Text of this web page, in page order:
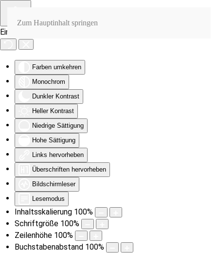
Eingabehilfen öffnen
Farben umkehren
Monochrom
Dunkler Kontrast
Heller Kontrast
Niedrige Sättigung
Hohe Sättigung
Links hervorheben
Überschriften hervorheben
Bildschirmleser
Lesemodus
Inhaltsskalierung 100%
Schriftgröße 100%
Zeilenhöhe 100%
Buchstabenabstand 100%
Zum Hauptinhalt springen